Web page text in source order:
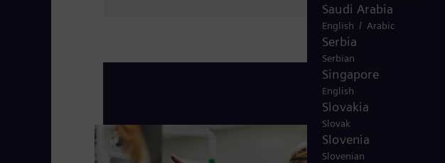
Saudi Arabia
English / Arabic
Serbia
Serbian
Singapore
English
Slovakia
Slovak
Slovenia
Slovenian